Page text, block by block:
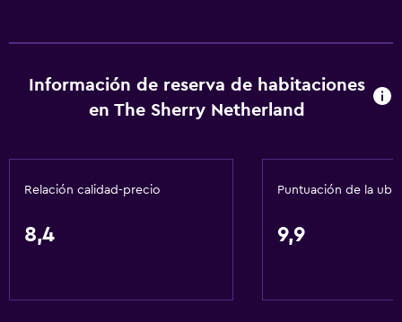
Gel de ducha
Aire acondicionado
General
Información de reserva de habitaciones
en The Sherry Netherland
Relación calidad-precio
8,4
Puntuación de la
9,9